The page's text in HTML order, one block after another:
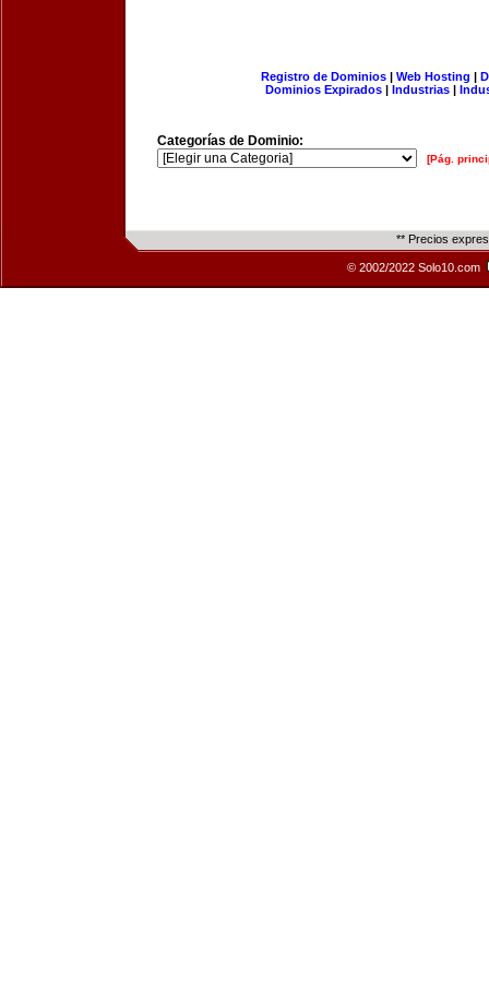
Registro de Dominios| Web Hosting |
Dominios Expirados | Industrias |
Categorías de Dominio:
[Pág.
** Precios
© 2002/2022 Solo10.com